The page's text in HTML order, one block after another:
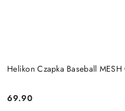
Helikon Czapka Baseball
Cena:
69.90